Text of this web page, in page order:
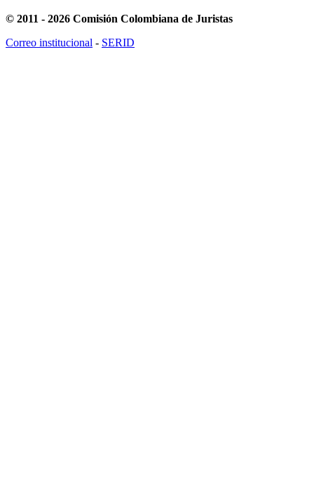
© 2011 - 2026 Comisión Colombiana de Juristas
Correo institucional - SERID